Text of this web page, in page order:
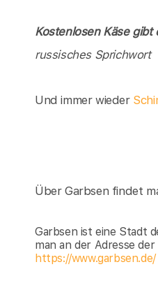
Kostenlosen Käse gibt
russisches Sprichwort
Und immer wieder
Über Garbsen findet
Garbsen ist eine Stadt
man an der Adresse
https://www.garbsen.de/